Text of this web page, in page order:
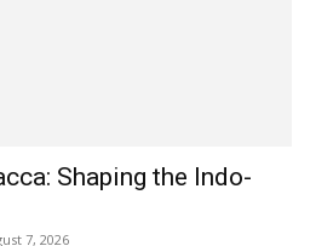
Shaping the Indo-
7, 2026